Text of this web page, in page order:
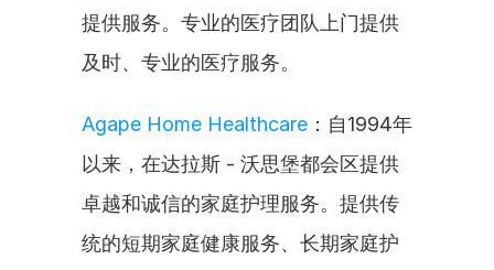
提供服务。专业的医疗团队上门提供
及时、专业的医疗服务。
Agape Home Healthcare ：自1994年
以来，在达拉斯 - 沃思堡都会区提供
卓越和诚信的家庭护理服务。提供传
统的短期家庭健康服务、长期家庭护